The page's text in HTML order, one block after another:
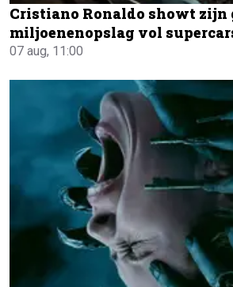
Cristiano Ronaldo showt zijn
miljoenenopslag vol
07 aug, 11:00